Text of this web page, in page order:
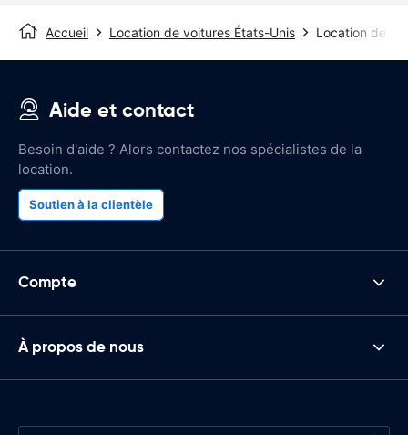
Accueil Location de voitures États-Unis Location de
Aide et contact
Besoin d'aide ? Alors contactez nos spécialistes de la
location.
Soutien à la clientèle
Compte
À propos de nous